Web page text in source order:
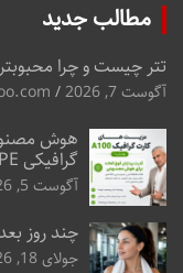
مطالب جدید
تتر چیست و چرا
آگوست 7, 2026
هوش
گرافیکی HPE
آگوست 5, 2026
چند روز
جولای 18, 2026